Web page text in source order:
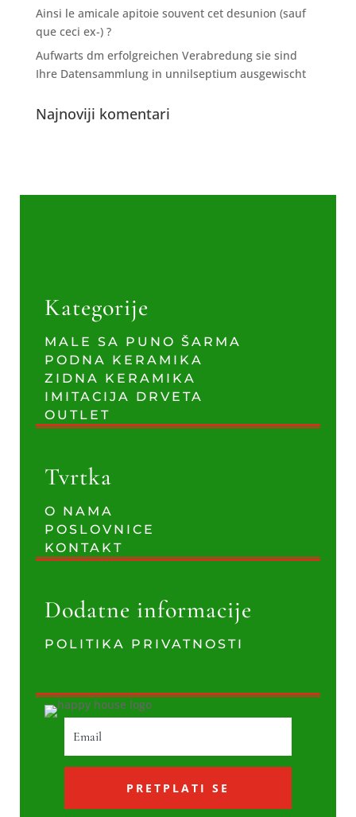
Ainsi le amicale apitoie souvent cet desunion (sauf
que ceci ex-) ?
Aufwarts dm erfolgreichen Verabredung sie sind
Ihre Datensammlung in unnilseptium ausgewischt
Najnoviji komentari
Kategorije
MALE SA PUNO ŠARMA
PODNA KERAMIKA
ZIDNA KERAMIKA
IMITACIJA DRVETA
OUTLET
Tvrtka
O NAMA
POSLOVNICE
KONTAKT
Dodatne informacije
POLITIKA PRIVATNOSTI
PRETPLATI SE